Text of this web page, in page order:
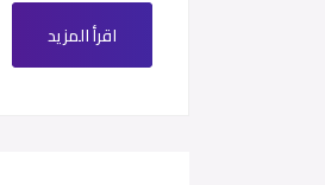
اقرأ المزيد